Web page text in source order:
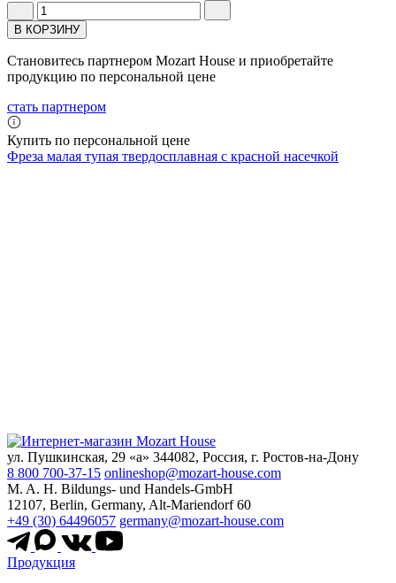
В КОРЗИНУ
Становитесь партнером Mozart House и приобретайте
продукцию по персональной цене
стать партнером
Купить по персональной цене
Фреза малая тупая твердосплавная с красной насечкой
ул. Пушкинская, 29 «а» 344082, Россия, г. Ростов-на-Дону
8 800 700-37-15 onlineshop@mozart-house.com
M. A. H. Bildungs- und Handels-GmbH
12107, Berlin, Germany, Alt-Mariendorf 60
+49 (30) 64496057 germany@mozart-house.com
Продукция